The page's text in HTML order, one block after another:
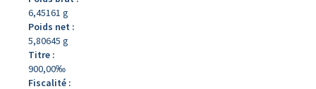
6,45161 g
Poids net :
5,80645 g
Titre :
900,00‰
Fiscalité :